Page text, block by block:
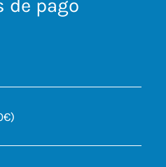
de pago